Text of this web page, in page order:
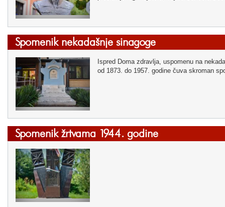
Spomenik nekadašnje sinagoge
Ispred Doma zdravlja, uspomenu na
od 1873. do 1957. godine čuva skroman
Spomenik žrtvama 1944. godine